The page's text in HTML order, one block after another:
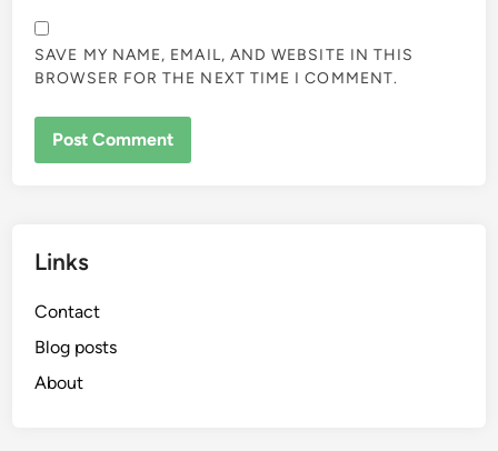
SAVE MY NAME, EMAIL, AND WEBSITE IN THIS
BROWSER FOR THE NEXT TIME I COMMENT.
Links
Contact
Blog posts
About